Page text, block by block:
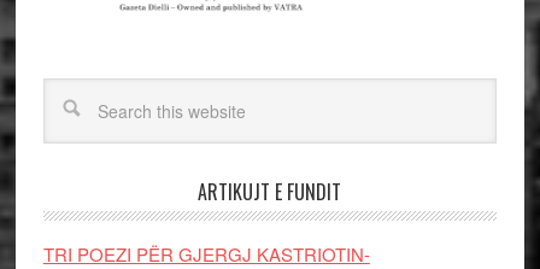
ARTIKUJT E FUNDIT
TRI POEZI PËR GJERGJ KASTRIOTIN-